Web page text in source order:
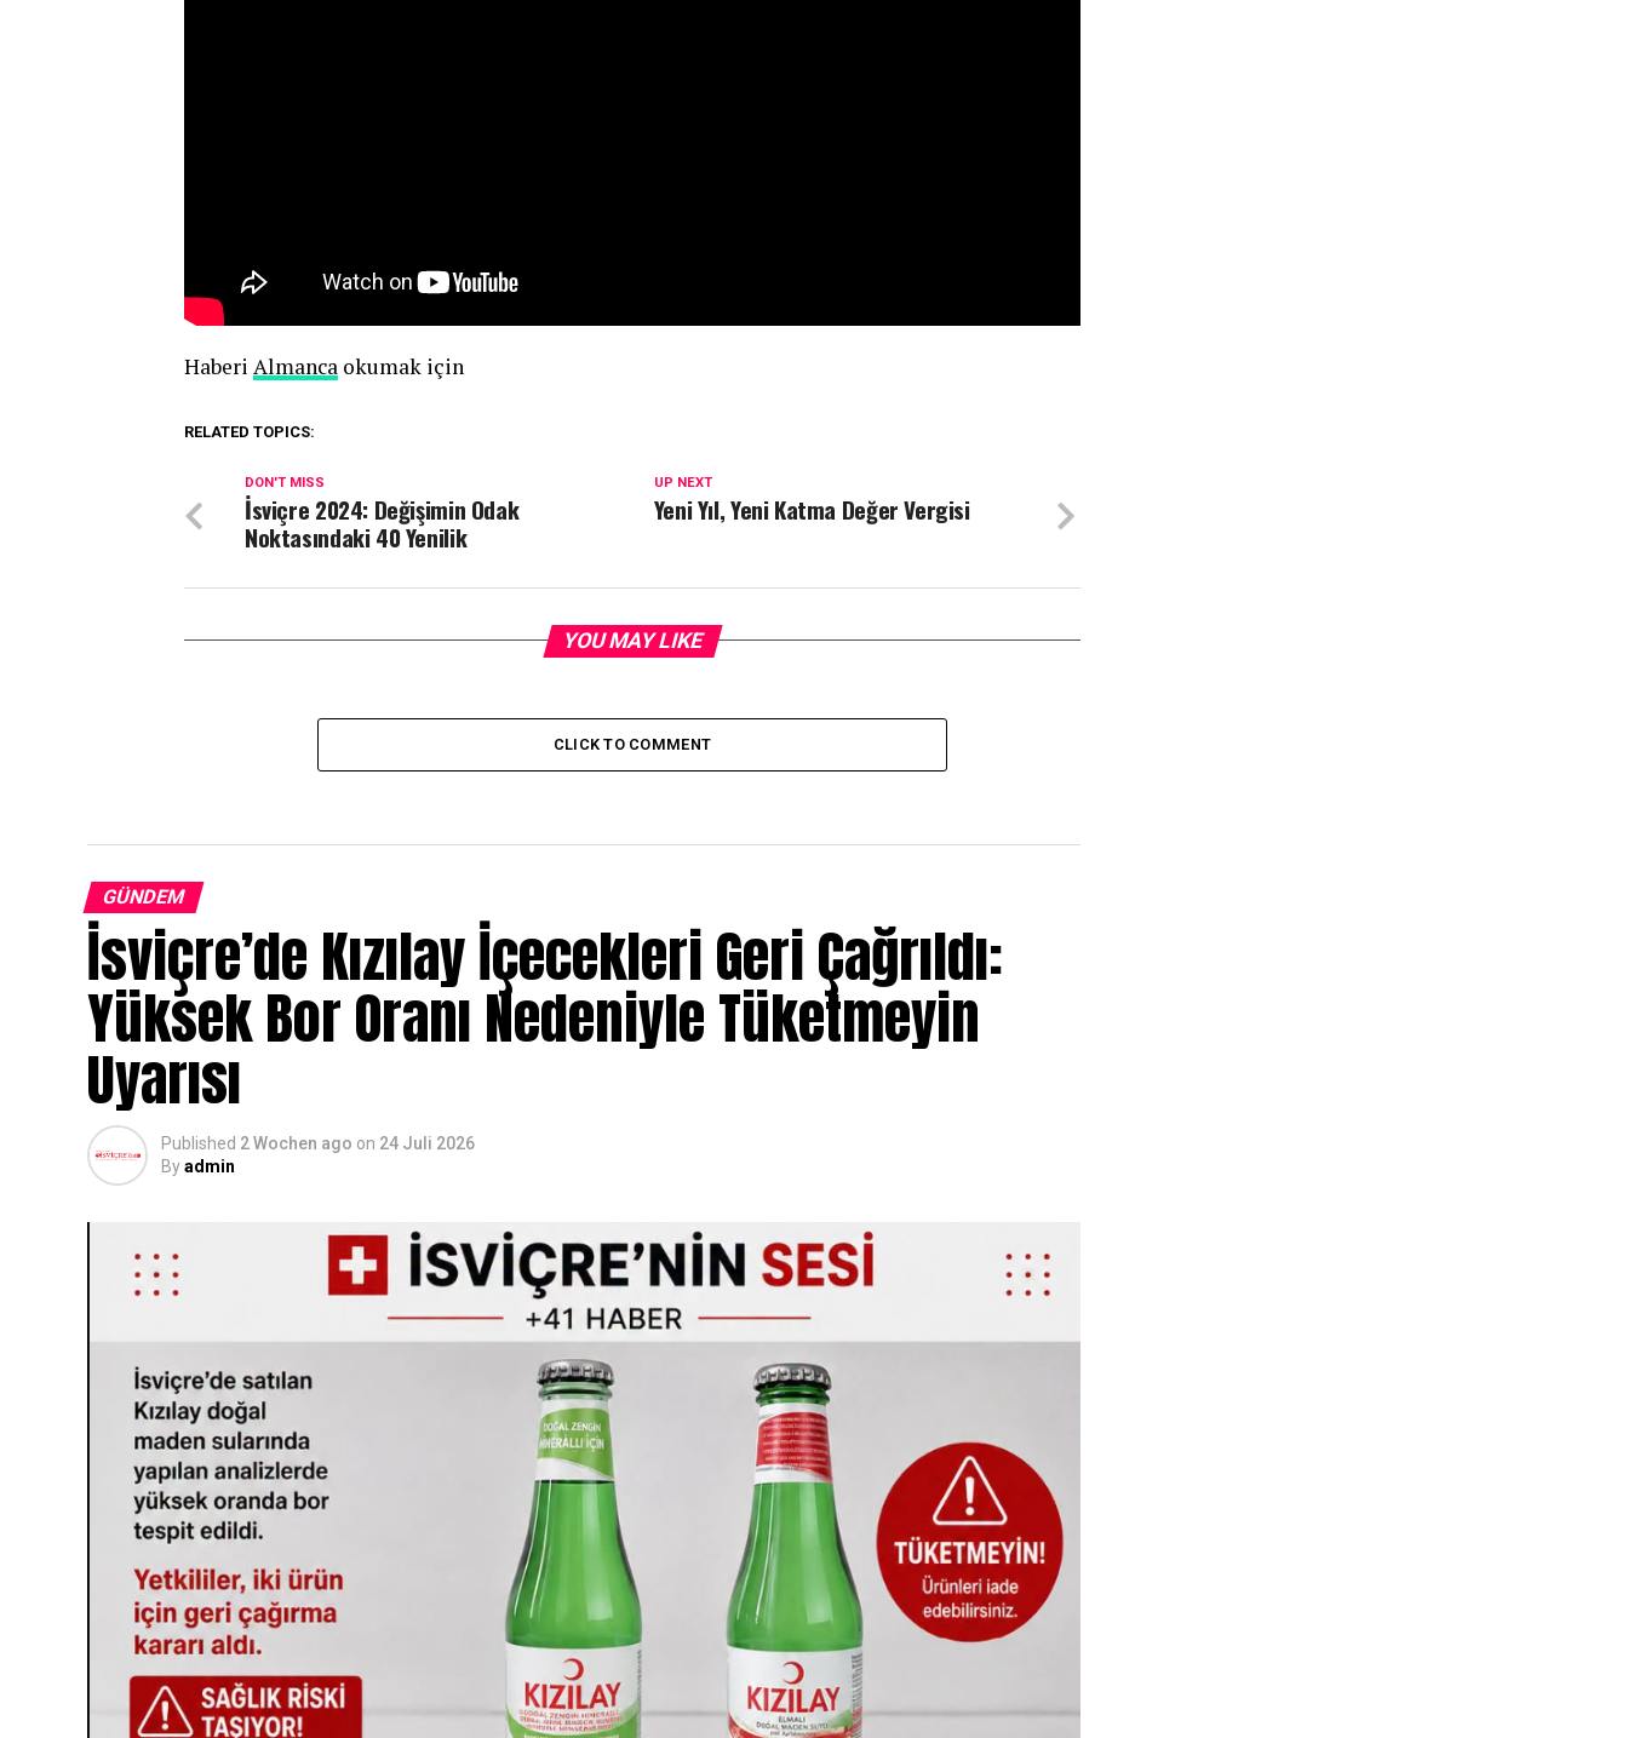
Haberi Almanca okumak için
RELATED TOPICS:
UP NEXT
Yeni Yıl, Yeni Katma Değer Vergisi
DON'T MISS
İsviçre 2024: Değişimin Odak
Noktasındaki 40 Yenilik
YOU MAY LIKE
CLICK TO COMMENT
GÜNDEM
İsviçre’de Kızılay İçecekleri Geri Çağrıldı:
Yüksek Bor Oranı Nedeniyle Tüketmeyin
Uyarısı
Published 2 Wochen ago on 24 Juli 2026
Byadmin